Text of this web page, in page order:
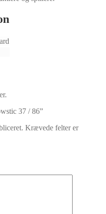
37 / 86”
Krævede felter er